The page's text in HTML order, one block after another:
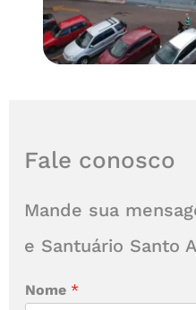
Fale conosco
Mande sua
e Santuário Santo
Nome *